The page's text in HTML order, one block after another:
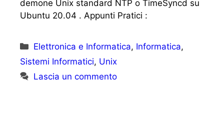
demone Unix standard NTP o TimeSyncd su
Ubuntu 20.04 . Appunti Pratici :
Categorie
Elettronica e Informatica, Informatica,
Sistemi Informatici, Unix
Lascia un commento